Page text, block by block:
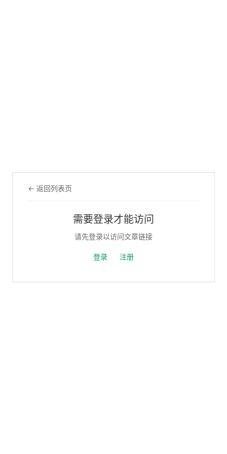
← 返回列表页
需要登录才能访问
请先登录以访问文章链接
登录 注册